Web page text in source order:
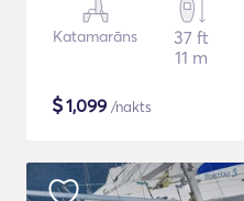
Katamarāns
37 ft
11 m
$1,099 /nakts